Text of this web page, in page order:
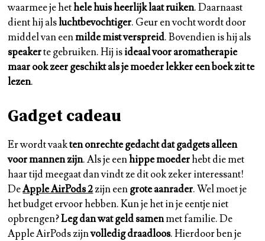
waarmee je hethele huis heerlijk laat ruiken. Daarnaast
dient hij alsluchtbevochtiger. Geur en vocht wordt door
middel van eenmilde mist verspreid. Bovendien is hij als
speakerte gebruiken. Hij isideaal voor aromatherapie
maar ook zeer geschikt als je moeder lekker een boek zit te
lezen.
Gadget cadeau
Er wordt vaakten onrechte gedacht dat gadgets alleen
voor mannen zijn. Als je eenhippe moederhebt die met
haar tijd meegaat dan vindt ze dit ook zeker interessant!
DeApple AirPods 2zijn eengrote aanrader. Wel moet je
het budget ervoor hebben. Kun je het in je eentje niet
opbrengen?Leg dan wat geld samenmet familie. De
Apple AirPods zijnvolledig draadloos. Hierdoor ben je